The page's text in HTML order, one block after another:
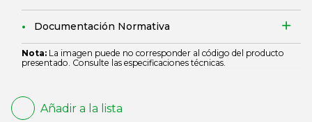
Documentación Normativa
Nota: La imagen puede no corresponder al código del producto
presentado. Consulte las especificaciones técnicas.
Añadir a la lista